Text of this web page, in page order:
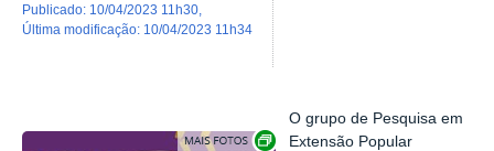
publicado: 10/04/2023 11h30
última modificação: 10/04/2023 11h34
Exibir carrossel de imagens
O grupo de Pesquisa em
Extensão Popular